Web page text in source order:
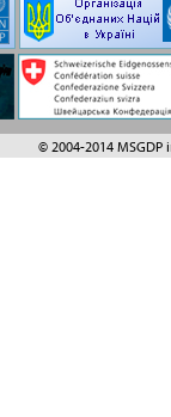
© 2004-2014